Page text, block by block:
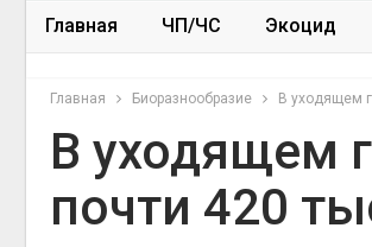
Главная ЧП/ЧС Экоцид
Главная Биоразнообразие В уходящем
В уходящем
почти 420